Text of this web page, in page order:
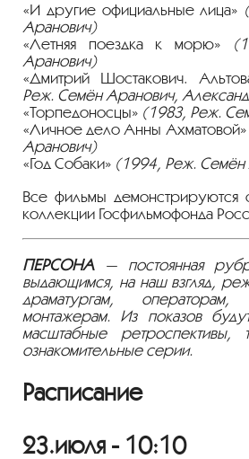
«И другие официальные лица»
Аранович)
«Летняя поездка к морю»
Аранович)
«Дмитрий Шостакович.
Реж. Семён Аранович,
«Торпедоносцы» (1983, Реж.
«Личное дело Анны Ахматовой»
Аранович)
«Год Собаки» (1994, Реж. Семён
Все фильмы демонстрируются
коллекции Госфильмофонда
ПЕРСОНА— постоянная
выдающимся, на наш взгляд,
драматургам,
монтажерам. Из показов
масштабные
ознакомительные серии.
Расписание
23.июля - 10:10